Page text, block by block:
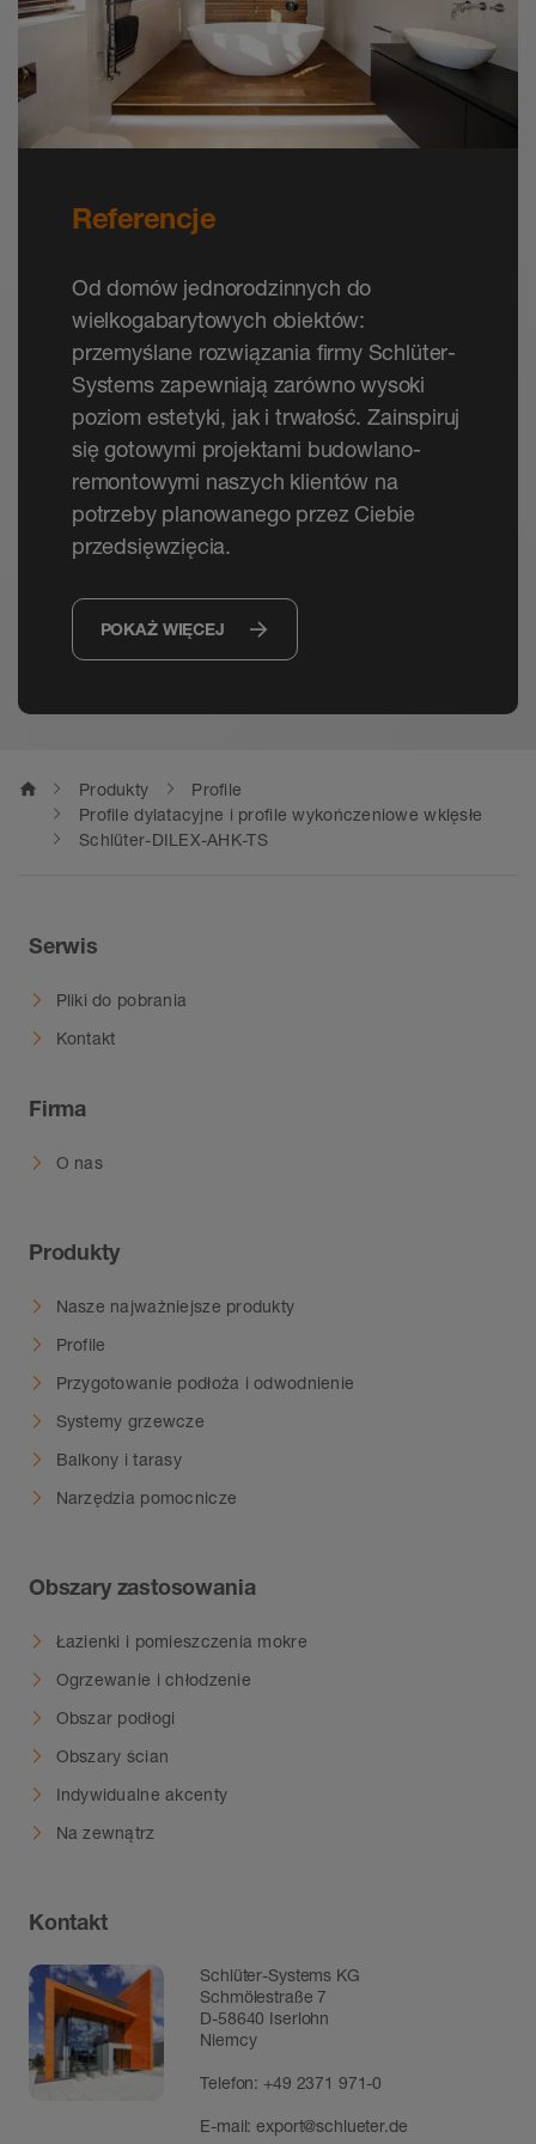
Referencje
Od domów jednorodzinnych do
wielkogabarytowych obiektów:
przemyślane rozwiązania firmy Schlüter-
Systems zapewniają zarówno wysoki
poziom estetyki, jak i trwałość. Zainspiruj
się gotowymi projektami budowlano-
remontowymi naszych klientów na
potrzeby planowanego przez Ciebie
przedsięwzięcia.
POKAŻ WIĘCEJ
home Produkty
Profile
Profile dylatacyjne i profile wykończeniowe wklęsłe
Schlüter-DILEX-AHK-TS
Serwis
Pliki do pobrania
Kontakt
Firma
O nas
Produkty
Nasze najważniejsze produkty
Profile
Przygotowanie podłoża i odwodnienie
Systemy grzewcze
Balkony i tarasy
Narzędzia pomocnicze
Obszary zastosowania
Łazienki i pomieszczenia mokre
Ogrzewanie i chłodzenie
Obszar podłogi
Obszary ścian
Indywidualne akcenty
Na zewnątrz
Kontakt
Schlüter-Systems KG
Schmölestraße 7
D-58640 Iserlohn
Niemcy
Telefon:+49 2371 971-0
E-mail:export@schlueter.de